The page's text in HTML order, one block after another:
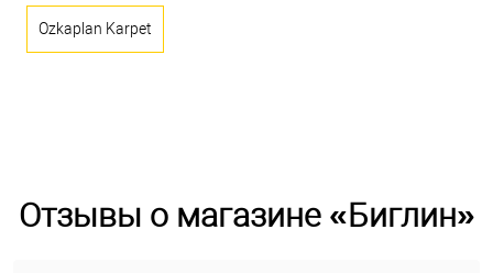
Ozkaplan Karpet
Отзывы о магазине «Биглин»